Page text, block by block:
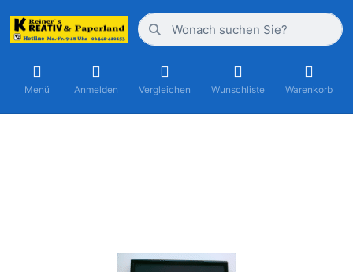
Menü Anmelden Vergleichen Wunschliste Warenkorb